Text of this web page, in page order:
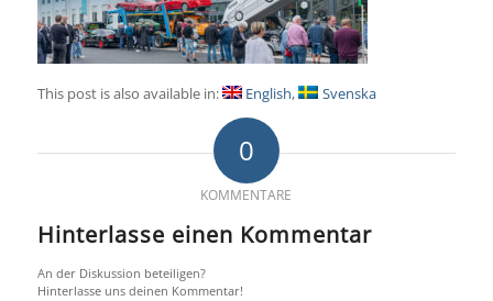
This post is also available in: English Svenska
0
KOMMENTARE
Hinterlasse einen Kommentar
An der Diskussion beteiligen?
Hinterlasse uns deinen Kommentar!